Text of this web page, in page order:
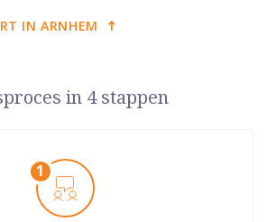
IN ARNHEM
in 4 stappen